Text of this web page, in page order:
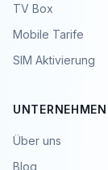
TV Box
Mobile Tarife
SIM Aktivierung
UNTERNEHMEN
Über uns
Blog